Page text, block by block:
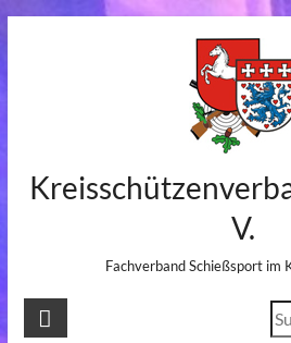
V.
Fachverband Schießsport im